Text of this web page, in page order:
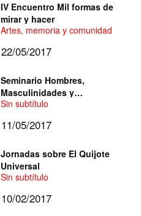
IV Encuentro Mil formas de
mirar y hacer
Artes, memoria y comunidad
22/05/2017
Seminario Hombres,
Masculinidades y
Paternidades desde la
Sin subtítulo
11/05/2017
Jornadas sobre El Quijote
Universal
Sin subtítulo
10/02/2017